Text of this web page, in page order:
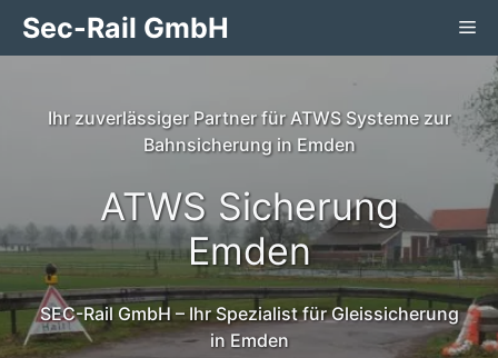
Zum
InhaltSec-Rail GmbH
Ihr zuverlässiger Partner für ATWS Systeme zur
Bahnsicherung in Emden
ATWS Sicherung
Emden
SEC-Rail GmbH – Ihr Spezialist für Gleissicherung
in Emden